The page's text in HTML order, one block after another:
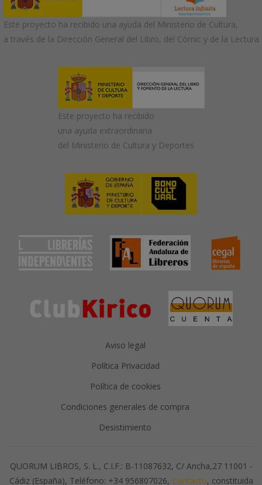
Este proyecto ha recibido una ayuda del Ministerio de Cultura,
a través de la Dirección General del Libro, del Cómic y de la Lectura
Este proyecto ha recibido
una ayuda extraordinaria
del Ministerio de Cultura y Deportes
Aviso legal
Política Privacidad
Política de cookies
Condiciones generales de compra
Desistimiento
QUORUM LIBROS, S. L., C.I.F.: B-11087632, C/ Ancha,27 11001 -
Cádiz (España), Teléfono: +34 956807026, Contacto, constituida